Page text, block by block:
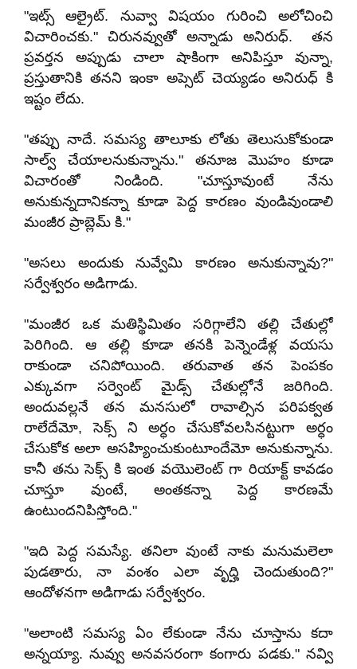
"ఇట్స్ ఆల్రైట్. నువ్వా విషయం గురించి అలోచించి
విచారించకు." చిరునవ్వుతో అన్నాడు అనిరుధ్. తన
ప్రవర్తన అప్పుడు చాలా షాకింగా అనిపిస్తూ వున్నా,
ప్రస్తుతానికి తనని ఇంకా అప్సెట్ చెయ్యడం అనిరుధ్ కి
ఇష్టం లేదు.
"తప్పు నాదే. సమస్య తాలూకు లోతు తెలుసుకోకుండా
సాల్వ్ చేయాలనుకున్నాను." తనూజ మొహం కూడా
విచారంతో నిండింది. "చూస్తూవుంటే నేను
అనుకున్నదానికన్నా కూడా పెద్ద కారణం వుండివుండాలి
మంజీర ప్రాబ్లెమ్ కి."
"అసలు అందుకు నువ్వేమి కారణం అనుకున్నావు?"
సర్వేశ్వరం అడిగాడు.
"మంజీర ఒక మతిస్థిమితం సరిగ్గాలేని తల్లి చేతుల్లో
పెరిగింది. ఆ తల్లి కూడా తనకి పెన్నెండేళ్ల వయసు
రాకుండా చనిపోయింది. తరువాత తన పెంపకం
ఎక్కువగా సర్వెంట్ మైడ్స్ చేతుల్లోనే జరిగింది.
అందువల్లనే తన మనసులో రావాల్సిన పరిపక్వత
రాలేదేమో, సెక్స్ ని అర్ధం చేసుకోవలసినట్టుగా అర్ధం
చేసుకోక అలా అసహ్యించుకుంటూందేమో అనుకున్నాను.
కానీ తను సెక్స్ కి ఇంత వయొలెంట్ గా రియాక్ట్ కావడం
చూస్తూ వుంటే, అంతకన్నా పెద్ద కారణమే
ఉంటుందనిపిస్తోంది."
"ఇది పెద్ద సమస్యే. తనిలా వుంటే నాకు మనుమలెలా
పుడతారు, నా వంశం ఎలా వృద్హి చెందుతుంది?"
ఆందోళనగా అడిగాడు సర్వేశ్వరం.
"అలాంటి సమస్య ఏం లేకుండా నేను చూస్తాను కదా
అన్నయ్యా. నువ్వు అనవసరంగా కంగారు పడకు." నవ్వి